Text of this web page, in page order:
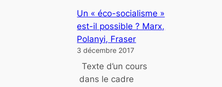
s
u
s
o
m
P
o
u
r
q
u
Un « éco-socialisme »
est-il possible ? Marx,
Polanyi, Fraser
3 décembre 2017
Texte d’un cours
dans le cadre